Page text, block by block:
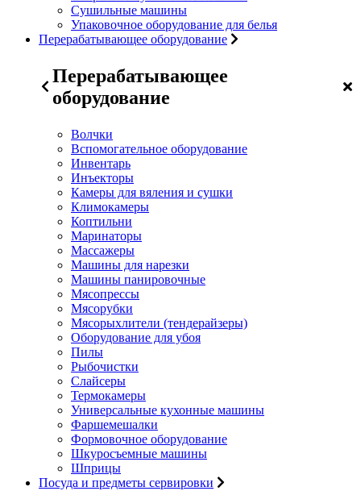
Сушильные машины
Упаковочное оборудование для белья
Перерабатывающее оборудование
Перерабатывающее
оборудование
Волчки
Вспомогательное оборудование
Инвентарь
Инъекторы
Камеры для вяления и сушки
Климокамеры
Коптильни
Маринаторы
Массажеры
Машины для нарезки
Машины панировочные
Мясопрессы
Мясорубки
Мясорыхлители (тендерайзеры)
Оборудование для убоя
Пилы
Рыбочистки
Слайсеры
Термокамеры
Универсальные кухонные машины
Фаршемешалки
Формовочное оборудование
Шкуросъемные машины
Шприцы
Посуда и предметы сервировки